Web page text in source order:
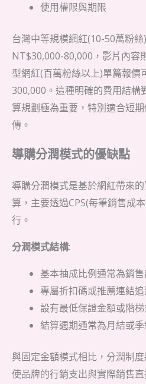
使用權限與期限
台灣中等規模網紅(10-50萬粉
NT$30,000-80,000，影片內容
型網紅(百萬粉絲以上)單篇報價
300,000。這種明確的費用結構
算規劃極為重要，特別適合短
傳。
導購分潤模式的優缺點
導購分潤模式是基於網紅帶來
算，主要透過CPS(每筆銷售成
行。
分潤模式結構:
基本抽成比例通常為銷
專屬折扣碼或推薦連結
設有最低保證金額或階
結算週期通常為月結或
與固定金額模式相比，分潤制
使品牌的行銷支出與實際銷售